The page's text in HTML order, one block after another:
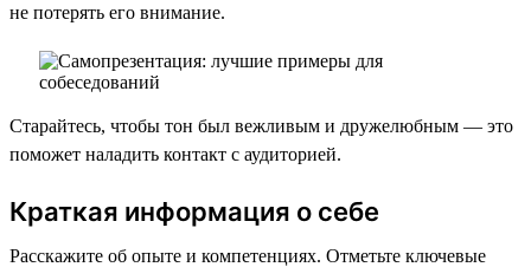
не потерять его внимание.
Старайтесь, чтобы тон был вежливым и дружелюбным — это
поможет наладить контакт с аудиторией.
Краткая информация о себе
Расскажите об опыте и компетенциях. Отметьте ключевые